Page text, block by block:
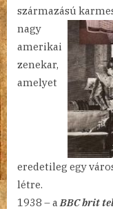
származású
nagy
amerikai
zenekar,
amelyet
eredetileg egy
létre.
1938 – aBBC brit